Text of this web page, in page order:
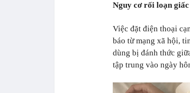
Nguy cơ rối loạn
Việc đặt điện thoại
báo từ mạng xã hội,
dùng bị đánh thức
tập trung vào ngày